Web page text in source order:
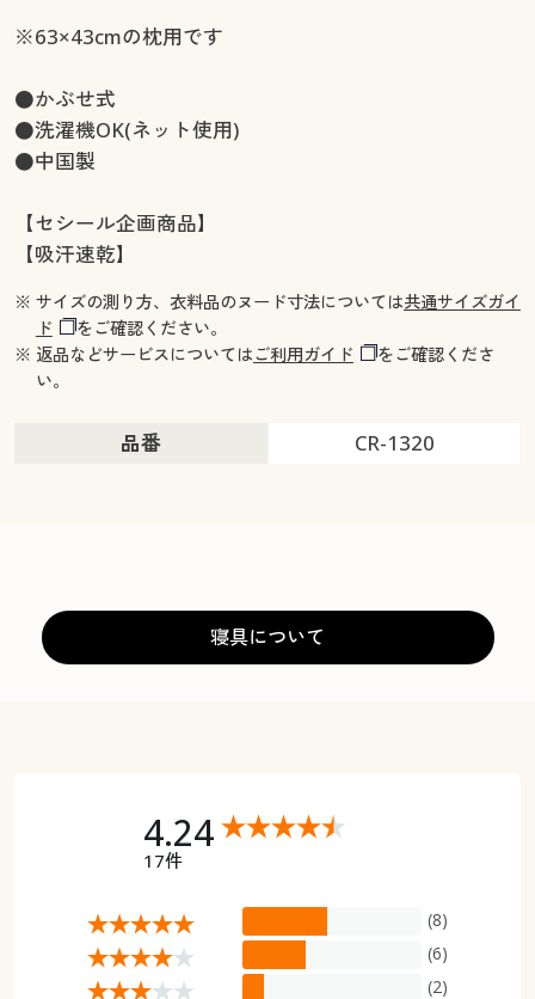
※63×43cmの枕用です
●かぶせ式
●洗濯機OK(ネット使用)
●中国製
【セシール企画商品】
【吸汗速乾】
※ サイズの測り方、衣料品のヌード寸法については共通サイズガイ
ド
をご確認ください。
※ 返品などサービスについてはご利用ガイド
をご確認くださ
い。
品番 CR-1320
寝具について
4.24
17件
(8)
(6)
(2)